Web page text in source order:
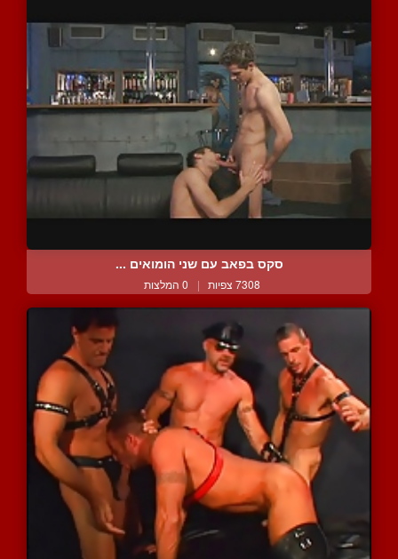
סקס בפאב עם שני הומואים ...
7308 צפיות | 0 המלצות